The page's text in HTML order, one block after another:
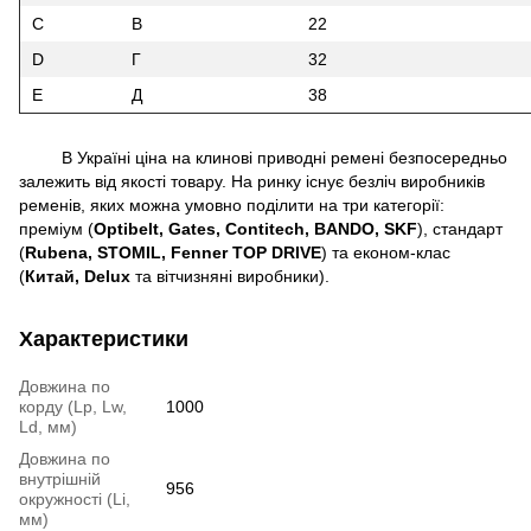
C
В
22
D
Г
32
E
Д 38
В Україні ціна на клинові приводні ремені безпосередньо
залежить від якості товару. На ринку існує безліч виробників
ременів, яких можна умовно поділити на три категорії:
преміум (Optibelt, Gates, Contitech, BANDO, SKF), стандарт
(Rubena, STOMIL, Fenner TOP DRIVE) та економ-клас
(Китай, Delux та вітчизняні виробники).
Характеристики
Довжина по
корду (Lp, Lw,
Ld, мм)
1000
Довжина по
внутрішній
окружності (Li,
мм)
956